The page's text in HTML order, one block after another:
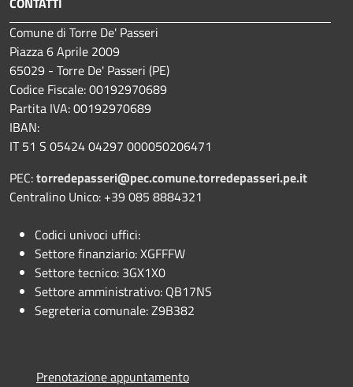
Comune di Torre De' Passeri
Piazza 6 Aprile 2009
65029 - Torre De' Passeri (PE)
Codice Fiscale: 00192970689
Partita IVA: 00192970689
IBAN:
IT 51 S 05424 04297 000050206471
PEC:torredepasseri@pec.comune.torredepasseri.pe.it
Centralino Unico: +39 085 8884321
Codici univoci uffici:
Settore finanziario: XGFFFW
Settore tecnico: 3GX1X0
Settore amministrativo: QB17NS
Segreteria comunale: Z9B382
Prenotazione appuntamento